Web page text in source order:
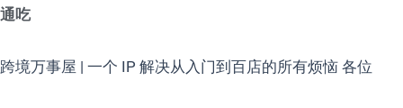
通吃
跨境万事屋 | 一个 IP 解决从入门到百店的所有烦恼 各位